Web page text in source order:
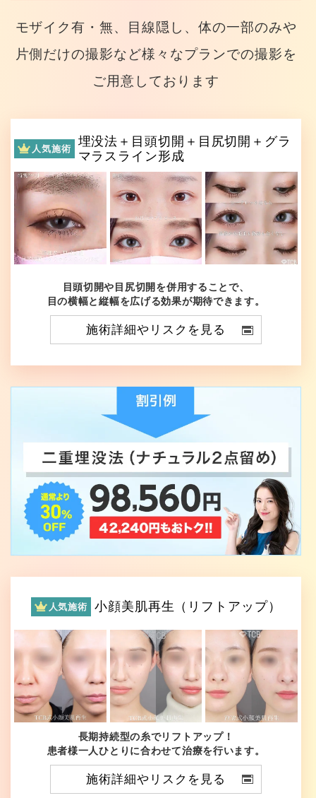
モザイク有・無、目線隠し、体の一部のみや
片側だけの撮影など様々なプランでの撮影を
ご用意しております
人気施術
埋没法＋目頭切開＋目尻切開＋グラ
マラスライン形成
目頭切開や目尻切開を併用することで、
目の横幅と縦幅を広げる効果が期待できます。
施術詳細やリスクを見る
人気施術 小顔美肌再生（リフトアップ）
長期持続型の糸でリフトアップ！
患者様一人ひとりに合わせて治療を行います。
施術詳細やリスクを見る